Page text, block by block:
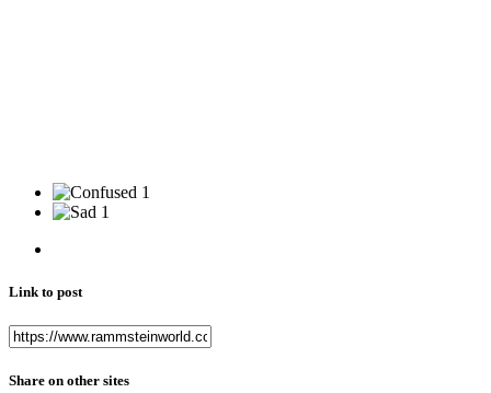
1
1
Link to post
Share on other sites